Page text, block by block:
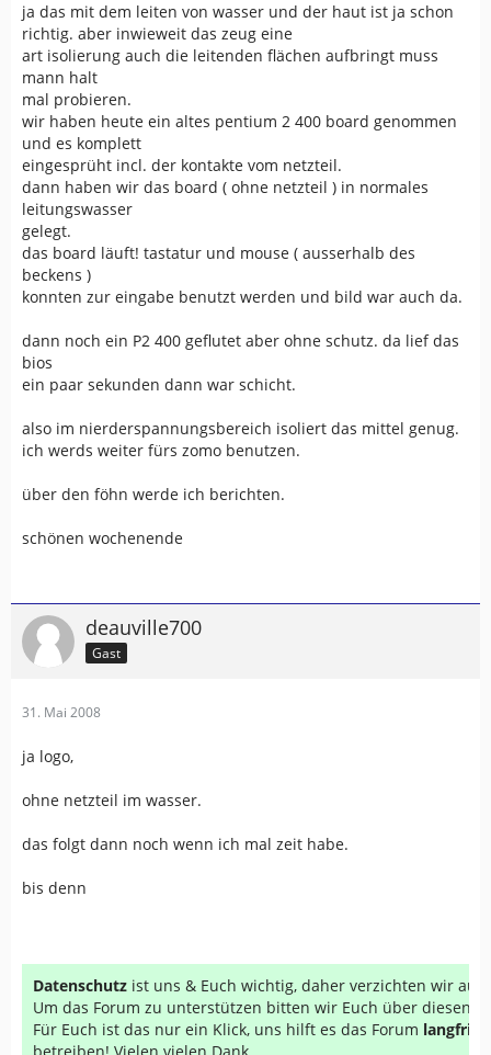
ja das mit dem leiten von wasser und der haut ist ja schon
richtig. aber inwieweit das zeug eine
art isolierung auch die leitenden flächen aufbringt muss
mann halt
mal probieren.
wir haben heute ein altes pentium 2 400 board genommen
und es komplett
eingesprüht incl. der kontakte vom netzteil.
dann haben wir das board ( ohne netzteil ) in normales
leitungswasser
gelegt.
das board läuft! tastatur und mouse ( ausserhalb des
beckens )
konnten zur eingabe benutzt werden und bild war auch da.
dann noch ein P2 400 geflutet aber ohne schutz. da lief das
bios
ein paar sekunden dann war schicht.
also im nierderspannungsbereich isoliert das mittel genug.
ich werds weiter fürs zomo benutzen.
über den föhn werde ich berichten.
schönen wochenende
deauville700
Gast
31. Mai 2008
ja logo,
ohne netzteil im wasser.
das folgt dann noch wenn ich mal zeit habe.
bis denn
Datenschutz ist uns & Euch wichtig, daher verzichten wir auf
Um das Forum zu unterstützen bitten wir Euch über diesen
Für Euch ist das nur ein Klick, uns hilft es das Forum